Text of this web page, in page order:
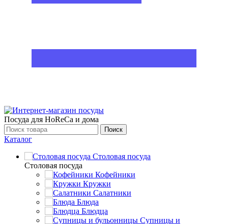
Посуда для HoReCa и дома
Поиск
Каталог
Столовая посуда
Столовая посуда
Кофейники
Кружки
Салатники
Блюда
Блюдца
Супницы и